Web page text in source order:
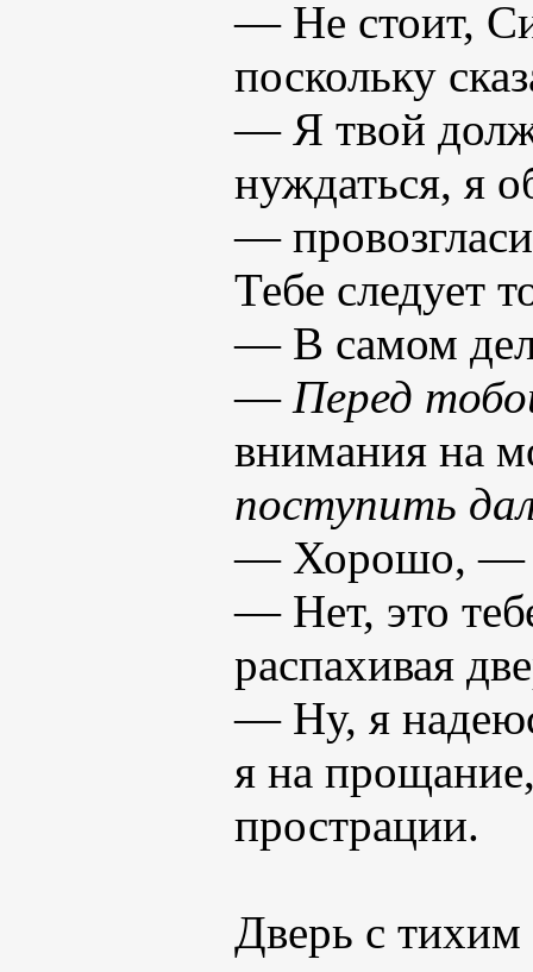
— Не стоит,
поскольку
— Я твой
нуждаться, я
—
Тебе следует
— В самом
— Перед
внимания на
поступить
— Хорошо, —
— Нет, это
распахивая
— Ну, я
я на
прострации.
Дверь с тихим